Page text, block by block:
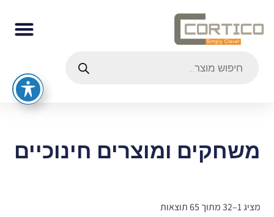
משחקים ומוצרים חינוכיים
מציג 1–32 מתוך 65 תוצאות